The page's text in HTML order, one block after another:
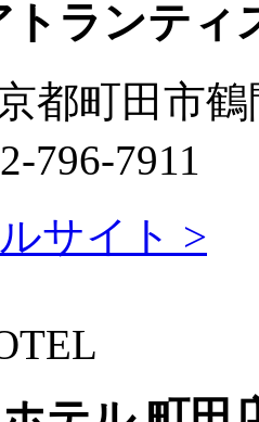
トランティ
都町田市鶴
796-7911
サイト >